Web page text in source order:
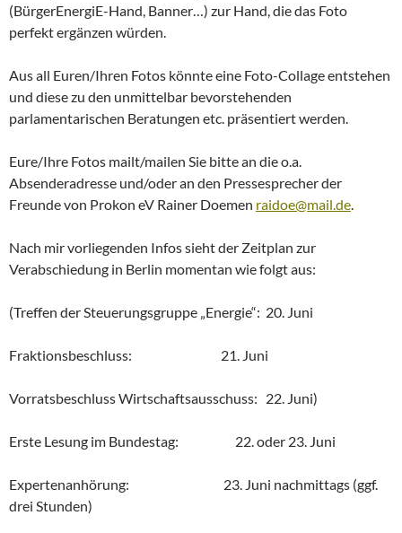
(BürgerEnergiE-Hand, Banner…) zur Hand, die das Foto
perfekt ergänzen würden.
Aus all Euren/Ihren Fotos könnte eine Foto-Collage entstehen
und diese zu den unmittelbar bevorstehenden
parlamentarischen Beratungen etc. präsentiert werden.
Eure/Ihre Fotos mailt/mailen Sie bitte an die o.a.
Absenderadresse und/oder an den Pressesprecher der
Freunde von Prokon eV Rainer Doemen raidoe@mail.de.
Nach mir vorliegenden Infos sieht der Zeitplan zur
Verabschiedung in Berlin momentan wie folgt aus:
(Treffen der Steuerungsgruppe „Energie“: 20. Juni
Fraktionsbeschluss: 21. Juni
Vorratsbeschluss Wirtschaftsausschuss: 22. Juni)
Erste Lesung im Bundestag: 22. oder 23. Juni
Expertenanhörung: 23. Juni nachmittags (ggf.
drei Stunden)